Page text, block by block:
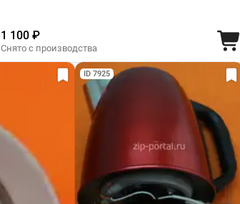
1 100 ₽
Снято с производства
ID 7925